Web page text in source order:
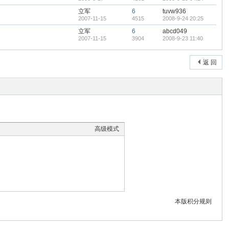
立军
2007-11-15
6
4515
tuvw936
2008-9-24 20:25
立军
2007-11-15
6
3904
abcd049
2008-9-23 11:40
返 回
高级模式
本版积分规则